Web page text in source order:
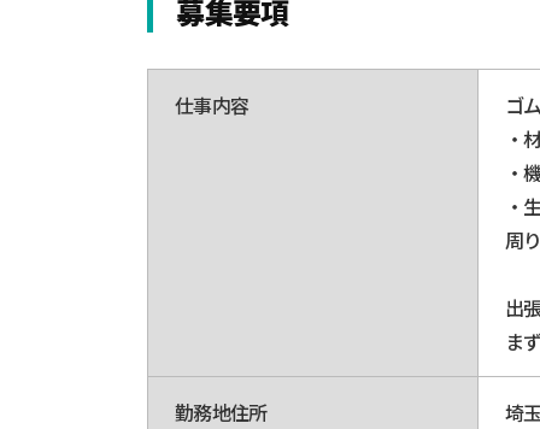
募集要項
仕事内容
ゴ
・
・
・
周
出
ま
勤務地住所 埼